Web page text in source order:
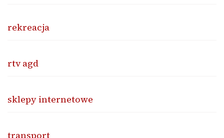
rekreacja
rtv agd
sklepy internetowe
transport